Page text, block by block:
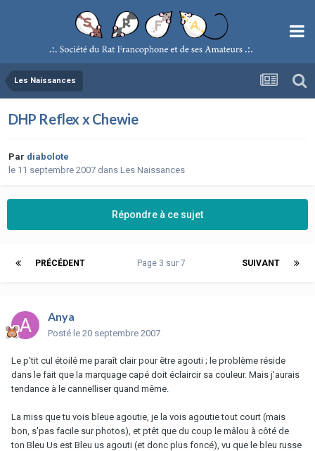
Les Naissances
DHP Reflex x Chewie
Par diabolote
le 11 septembre 2007 dans Les Naissances
Répondre à ce sujet
PRÉCÉDENT SUIVANT
Page 3 sur 7
Anya
Posté le 20 septembre 2007
Le p'tit cul étoilé me paraît clair pour être agouti ; le problème réside
dans le fait que la marquage capé doit éclaircir sa couleur. Mais j'aurais
tendance à le cannelliser quand même.
La miss que tu vois bleue agoutie, je la vois agoutie tout court (mais
bon, s'pas facile sur photos), et ptêt que du coup le mâlou à côté de
ton Bleu Us est Bleu us agouti (et donc plus foncé), vu que le bleu russe